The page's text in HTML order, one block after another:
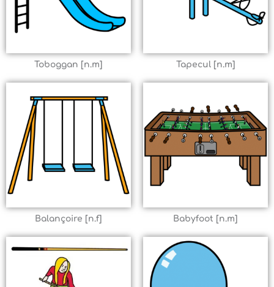
Toboggan [n.m] Tapecul [n.m]
Balançoire [n.f] Babyfoot [n.m]